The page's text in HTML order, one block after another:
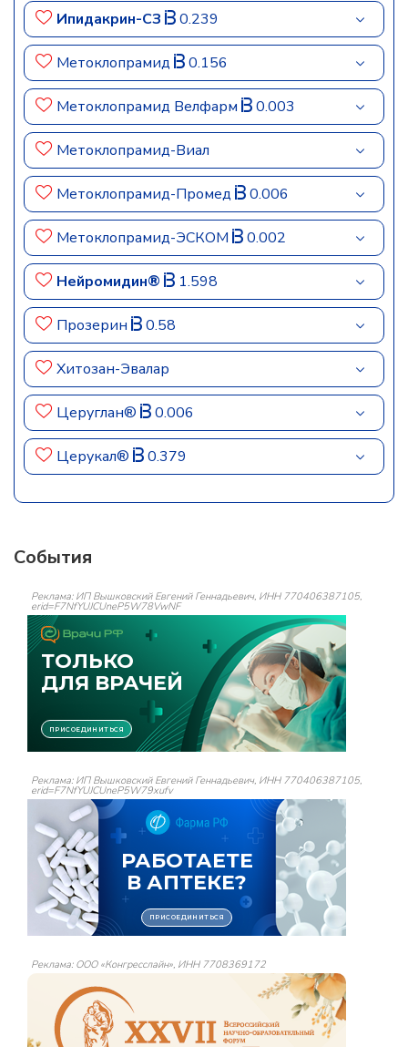
Ипидакрин-СЗ 0.239
Метоклопрамид 0.156
Метоклопрамид Велфарм 0.003
Метоклопрамид-Виал
Метоклопрамид-Промед 0.006
Метоклопрамид-ЭСКОМ 0.002
Нейромидин® 1.598
Прозерин 0.58
Хитозан-Эвалар
Церуглан® 0.006
Церукал® 0.379
События
Реклама: ИП Вышковский Евгений Геннадьевич, ИНН 770406387105,
erid=F7NfYUJCUneP5W78VwNF
Реклама: ИП Вышковский Евгений Геннадьевич, ИНН 770406387105,
erid=F7NfYUJCUneP5W79xufv
Реклама: ООО «Конгресслайн», ИНН 7708369172